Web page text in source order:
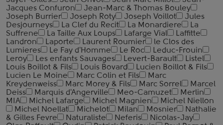
Jacques Confuron
Jean-Marc & Thomas Bouley
Joseph Burrier
Joseph Roty Joseph Voillot
Jules
Desjourneys
La Clef du Recit La Monardiere
La
Suffrene
La Taille Aux Loups Lafarge Vial
Laffitte
Landron
Laporte Laurent Roumier
le Clos des
Lumieres
Le Fay d'Homme Le Roc
Leduc-Frouin
Leroy
Les enfants Sauvages Levert-Barault
Listel
Louis Boillot & Fils
Louis Bovard
Lucien Boillot & Fils
Lucien Le Moine
Marc Colin et Fils
Marc
Kreydenweiss
Marc Morey & Fils Marc Sorrel
Marcel
Deiss
Marquis d'Angerville Meo-Camuzet
Merlin
MIA
Michel Lafarge Michel Magnien
Michel Niellon
Michel Noellat
Michelot Milan Mosnier
Nathalie
& Gilles Fevre
Naturaliste Neferis
Nicolas-Jay